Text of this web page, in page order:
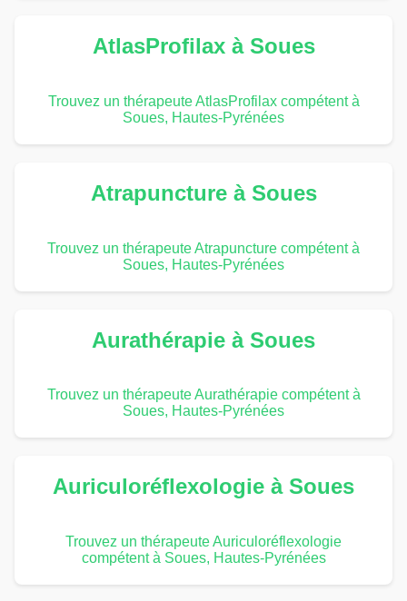
AtlasProfilax à Soues
Trouvez un thérapeute AtlasProfilax compétent à
Soues, Hautes-Pyrénées
Atrapuncture à Soues
Trouvez un thérapeute Atrapuncture compétent à
Soues, Hautes-Pyrénées
Aurathérapie à Soues
Trouvez un thérapeute Aurathérapie compétent à
Soues, Hautes-Pyrénées
Auriculoréflexologie à Soues
Trouvez un thérapeute Auriculoréflexologie
compétent à Soues, Hautes-Pyrénées